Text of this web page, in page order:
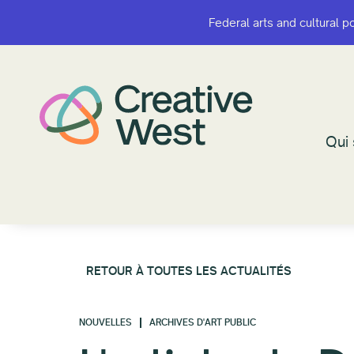
Federal arts and cultural
Qui
Federal arts and cultural
Qui
RETOUR À TOUTES LES ACTUALITÉS
NOUVELLES ARCHIVES D'ART PUBLIC